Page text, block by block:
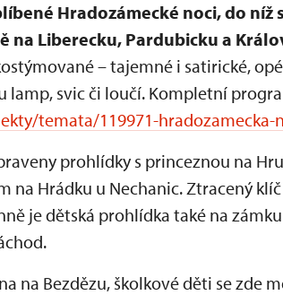
Hradozámecké noci, do níž
na Liberecku, Pardubicku a
– tajemné i satirické,
lamp, svic či loučí. Kompletní
temata/119971-hradozamecka-
prohlídky s princeznou na
na Hrádku u Nechanic. Ztracený
je dětská prohlídka také na
na Bezdězu, školkové děti se zde